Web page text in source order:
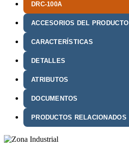
DRC-100A
ACCESORIOS DEL PRODUCTO
CARACTERÍSTICAS
DETALLES
ATRIBUTOS
DOCUMENTOS
PRODUCTOS RELACIONADOS